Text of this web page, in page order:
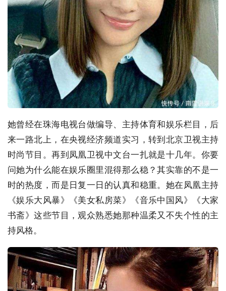
她曾经在珠海电视台做编导、主持体育和娱乐栏目，后
来一路北上，在央视经济频道实习，转到北京卫视主持
时尚节目。再到凤凰卫视中文台一扎就是十几年。你要
问她为什么能在娱乐圈里混得那么稳？其实靠的不是一
时的热度，而是日复一日的认真和稳重。她在凤凰主持
《娱乐大风暴》《美女私房菜》《音乐中国风》《大家
书斋》这些节目，观众熟悉她那种温柔又不失个性的主
持风格。